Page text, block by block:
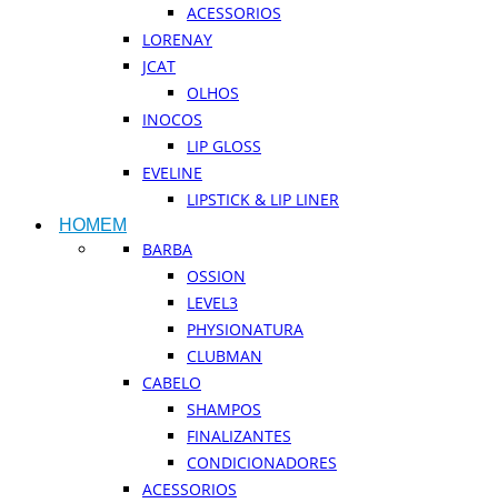
ACESSORIOS
LORENAY
JCAT
OLHOS
INOCOS
LIP GLOSS
EVELINE
LIPSTICK & LIP LINER
HOMEM
BARBA
OSSION
LEVEL3
PHYSIONATURA
CLUBMAN
CABELO
SHAMPOS
FINALIZANTES
CONDICIONADORES
ACESSORIOS